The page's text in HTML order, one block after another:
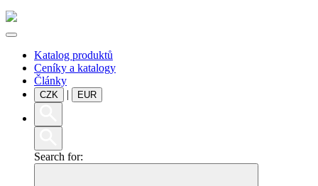
Katalog produktů
Ceníky a katalogy
Články
CZK | EUR
Search for: